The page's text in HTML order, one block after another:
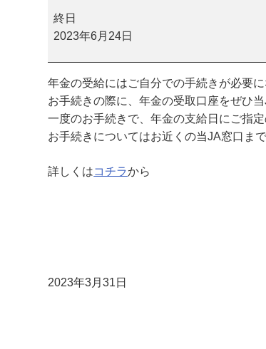
日
年
談
会
本
）
終日
2023年6月24日
年金の受給にはご自分での手続きが必要に
お手続きの際に、年金の受取口座をぜひ当
一度のお手続きで、年金の支給日にご指
お手続きについてはお近くの当JA窓口ま
詳しくはコチラから
2023年3月31日